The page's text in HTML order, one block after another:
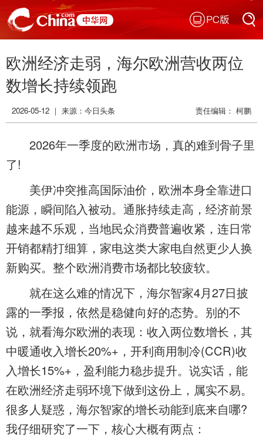
搜索
搜索
PC版
欧洲经济走弱，海尔欧洲营收两位
数增长持续领跑
2026-05-12 ｜ 来源：今日头条 责任编辑： 柯鹏
2026年一季度的欧洲市场，真的难到骨子里
了!
美伊冲突推高国际油价，欧洲本身全靠进口
能源，瞬间陷入被动。通胀持续走高，经济前景
越来越不乐观，当地民众消费普遍收紧，连日常
开销都精打细算，家电这类大家电自然更少人换
新购买。整个欧洲消费市场都比较疲软。
就在这么难的情况下，海尔智家4月27日披
露的一季报，依然是稳健向好的态势。别的不
说，就看海尔欧洲的表现：收入两位数增长，其
中暖通收入增长20%+，开利商用制冷(CCR)收
入增长15%+，盈利能力稳步提升。说实话，能
在欧洲经济走弱环境下做到这份上，属实不易。
很多人疑惑，海尔智家的增长动能到底来自哪?
我仔细研究了一下，核心大概有两点：